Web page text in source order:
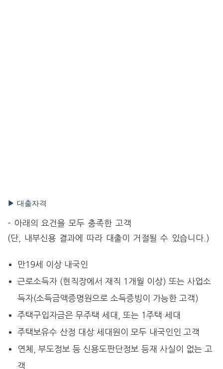
▶ 대출자격
– 아래의 요건을 모두 충족한 고객
(단, 내부신용 결과에 따라 대출이 거절될 수 있습니다.)
만19세 이상 내국인
근로소득자 (현직장에서 재직 1개월 이상) 또는 사업소
득자(소득금액증명원으로 소득증빙이 가능한 고객)
주택구입자금은 무주택 세대, 또는 1주택 세대
주택보유수 산정 대상 세대원이 모두 내국인인 고객
연체, 부도정보 등 신용도판단정보 등재 사실이 없는 고
객